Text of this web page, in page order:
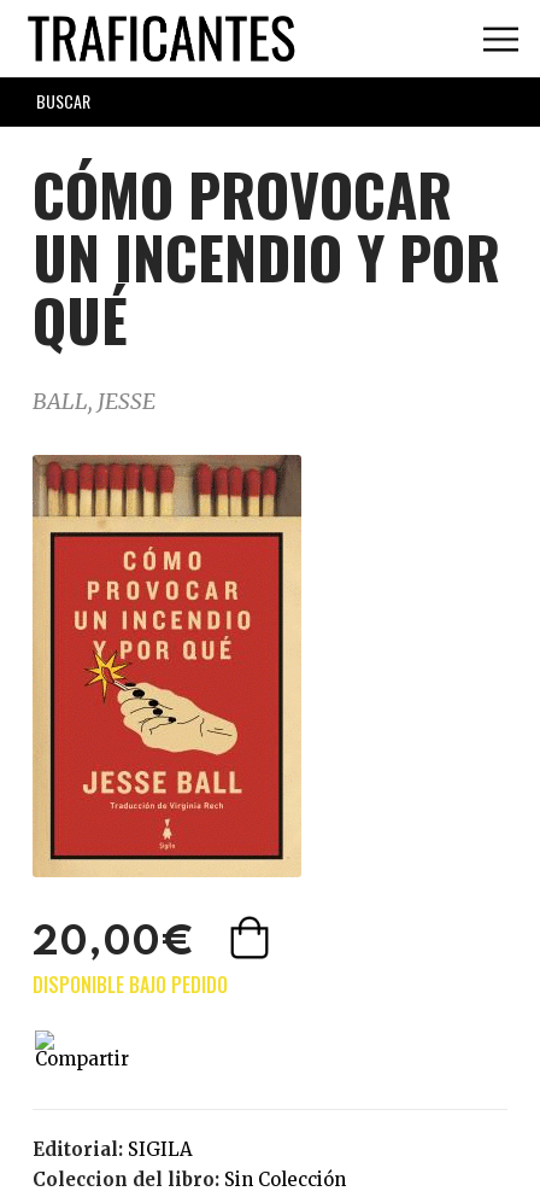
Skip
main
content
SEARCH
FORM
CÓMO PROVOCAR
UN INCENDIO Y POR
QUÉ
BALL, JESSE
20,00€
Editorial:
SIGILA
Coleccion del libro:
Sin Colección